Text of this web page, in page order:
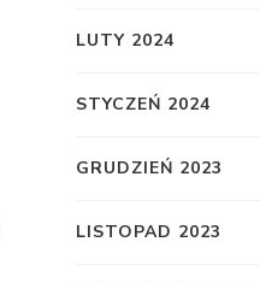
LUTY 2024
STYCZEŃ 2024
GRUDZIEŃ 2023
LISTOPAD 2023